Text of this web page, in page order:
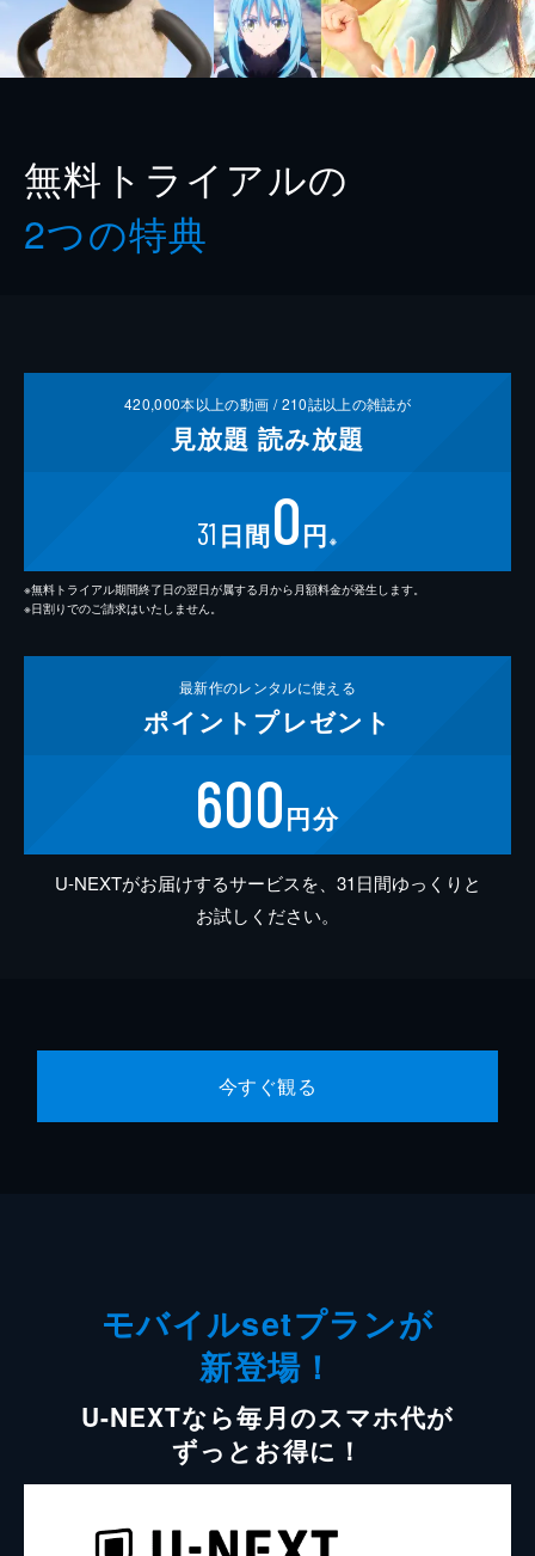
無料トライアルの
2つの特典
420,000本以上の動画 /210誌以上の雑誌が
見放題 読み放題
31 日間0円 ※
※無料トライアル期間終了日の翌日が属する月から月額料金が発生します。
※日割りでのご請求はいたしません。
最新作のレンタルに使える
ポイント プレゼント
600円分
U-NEXTがお届けするサービスを、31日間ゆっくりと
お試しください。
今すぐ観る
モバイルsetプランが
新登場！
U-NEXTなら毎月のスマホ代が
ずっとお得に！